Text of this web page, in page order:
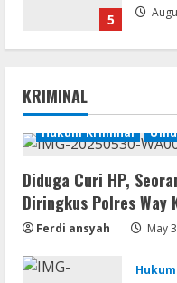
5
1
Nik
Virus]
KRIMINAL
Hukum Kriminal
Diduga Curi HP,
Diringkus Polres Way
Ferdi ansyah May